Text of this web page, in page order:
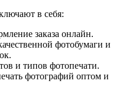
в себя:
заказа онлайн.
фотобумаги и
и типов фотопечати.
фотографий оптом и